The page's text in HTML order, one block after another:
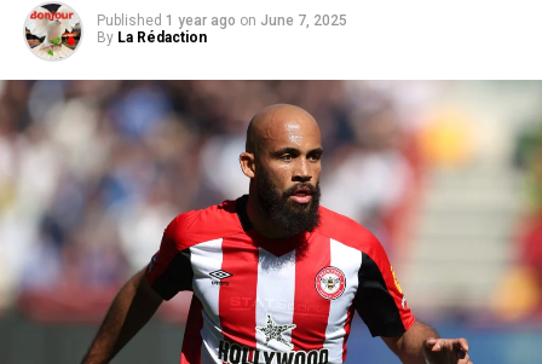
Published 1 year ago on June 7, 2025
By La Rédaction